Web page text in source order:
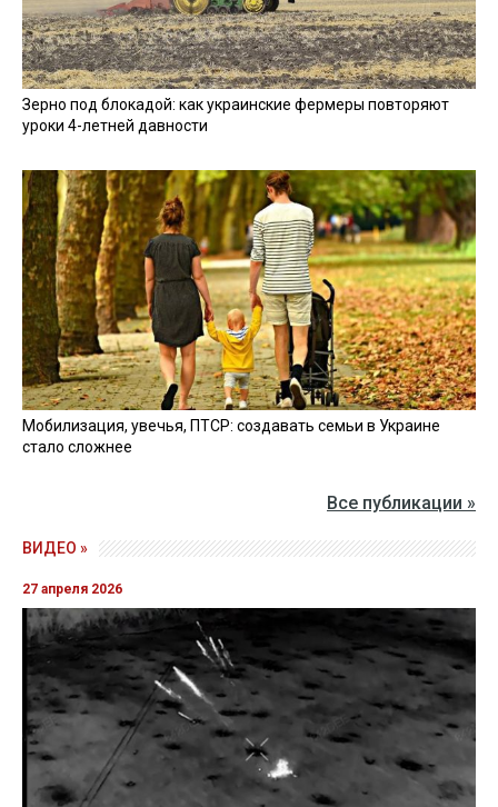
Зерно под блокадой: как украинские фермеры повторяют
уроки 4-летней давности
Мобилизация, увечья, ПТСР: создавать семьи в Украине
стало сложнее
Все публикации »
ВИДЕО »
27 апреля 2026